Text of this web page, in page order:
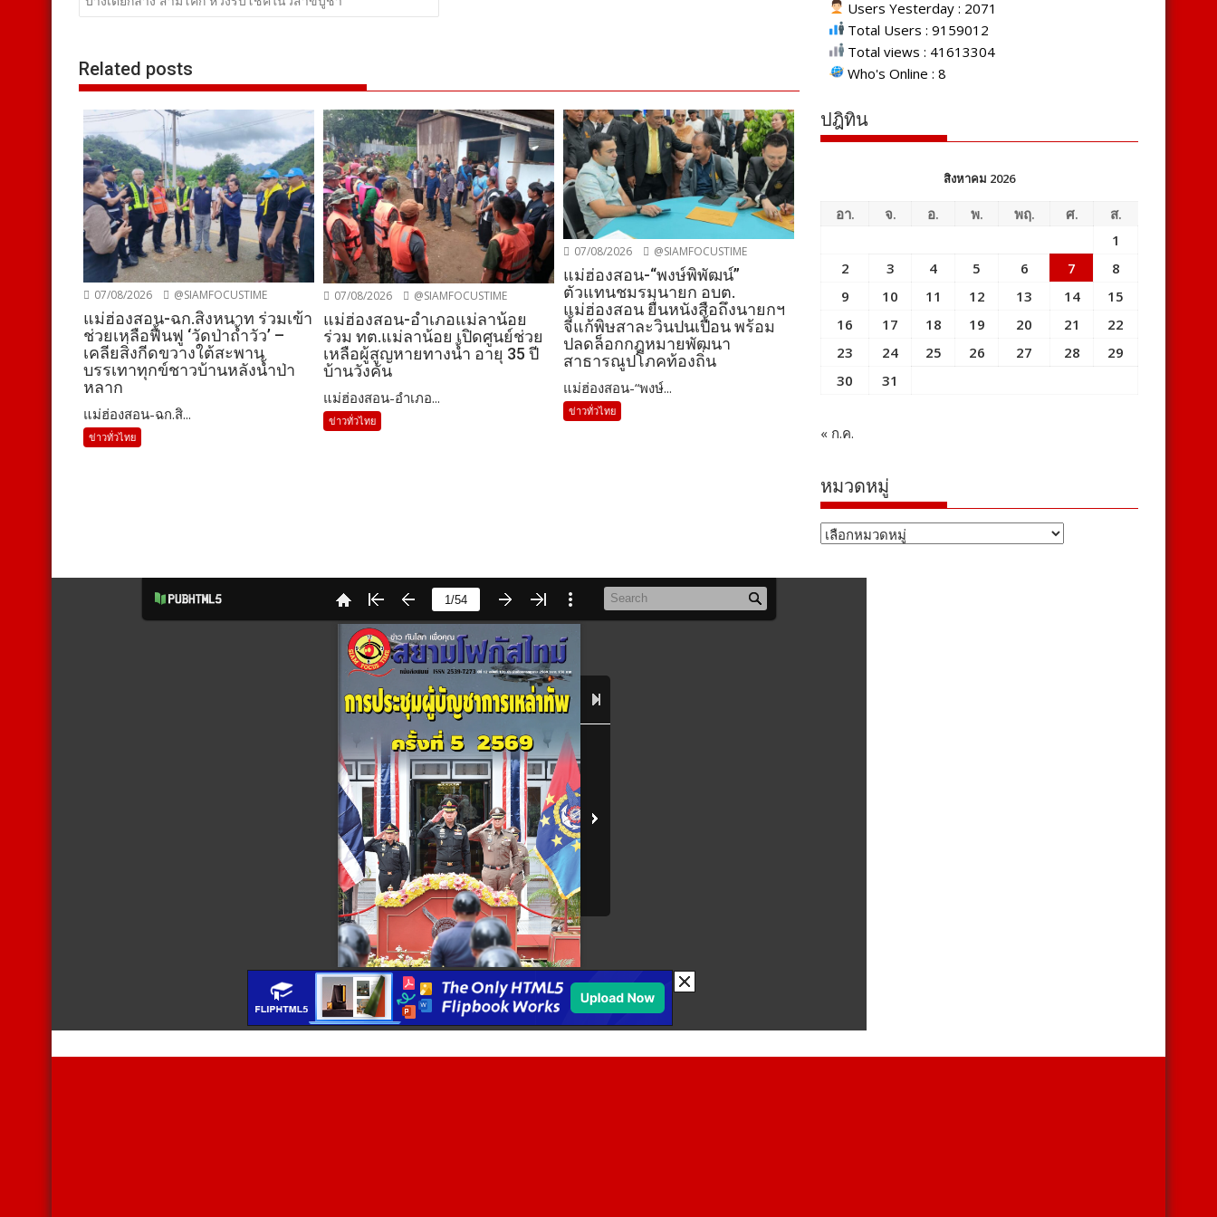
เรื่อง
Related posts
07/08/2026 @SIAMFOCUSTIME
แม่ฮ่องสอน-ฉก.สิงหนาท ร่วมเข้า
ช่วยเหลือฟื้นฟู ‘วัดป่าถ้ำวัว’ –
เคลียสิ่งกีดขวางใต้สะพาน
บรรเทาทุกข์ชาวบ้านหลังน้ำป่า
หลาก
แม่ฮ่องสอน-ฉก.สิ...
ข่าวทั่วไทย
07/08/2026 @SIAMFOCUSTIME
แม่ฮ่องสอน-อำเภอแม่ลาน้อย
ร่วม ทต.แม่ลาน้อย เปิดศูนย์ช่วย
เหลือผู้สูญหายทางน้ำ อายุ 35 ปี
บ้านวังคัน
แม่ฮ่องสอน-อำเภอ...
ข่าวทั่วไทย
07/08/2026 @SIAMFOCUSTIME
แม่ฮ่องสอน-“พงษ์พิพัฒน์”
ตัวแทนชมรมนายก อบต.
แม่ฮ่องสอน ยื่นหนังสือถึงนายกฯ
จี้แก้พิษสาละวินปนเปื้อน พร้อม
ปลดล็อกกฎหมายพัฒนา
สาธารณูปโภคท้องถิ่น
แม่ฮ่องสอน-“พงษ์...
ข่าวทั่วไทย
Users Yesterday : 2071
Total Users : 9159012
Total views : 41613304
Who's Online : 8
ปฎิทิน
สิงหาคม 2026
อา. จ. อ. พ. พฤ. ศ.
ส.
1
2
3 4 5 6 7
8
9
10 11 12 13 14
15
16
17 18 19 20 21
22
23
24 25 26 27 28
29
30
31
« ก.ค.
หมวดหมู่
หมวด